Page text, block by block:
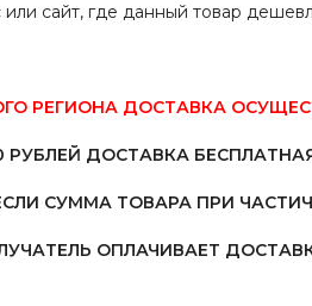
или сайт, где данный товар
РЕГИОНА ДОСТАВКА
РУБЛЕЙ ДОСТАВКА
СУММА ТОВАРА ПРИ
ОПЛАЧИВАЕТ